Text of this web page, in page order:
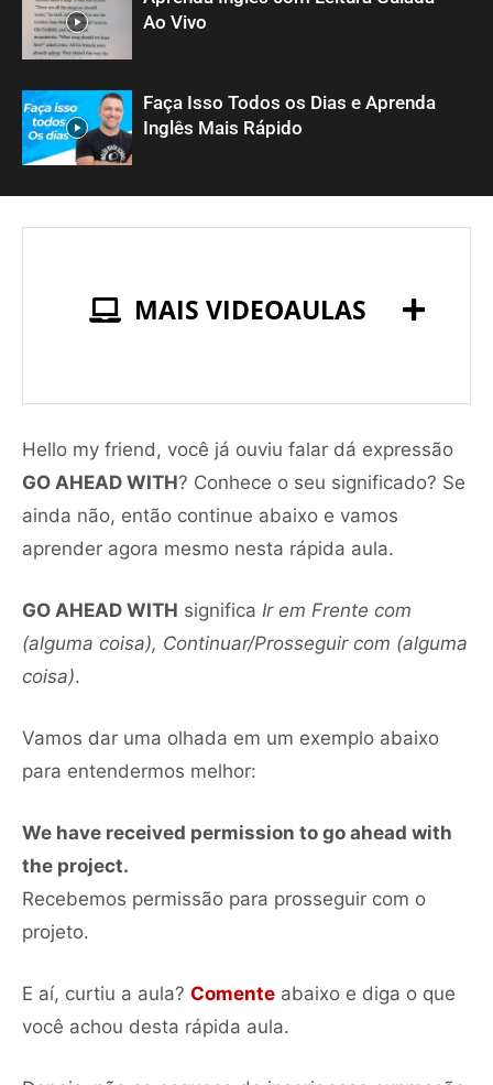
Ao Vivo
Faça Isso Todos os Dias e Aprenda
Inglês Mais Rápido
MAIS VIDEOAULAS
Hello my friend, você já ouviu falar dá expressão
GO AHEAD WITH? Conhece o seu significado? Se
ainda não, então continue abaixo e vamos
aprender agora mesmo nesta rápida aula.
GO AHEAD WITH significa Ir em Frente com
(alguma coisa), Continuar/Prosseguir com (alguma
coisa).
Vamos dar uma olhada em um exemplo abaixo
para entendermos melhor:
We have received permission to go ahead with
the project.
Recebemos permissão para prosseguir com o
projeto.
E aí, curtiu a aula? Comente abaixo e diga o que
você achou desta rápida aula.